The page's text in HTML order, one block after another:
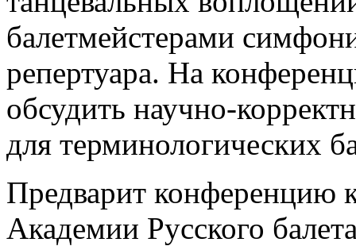
балетмейстерами
репертуара. На
обсудить научно-
для терминологических
Предварит конференцию
Академии Русского